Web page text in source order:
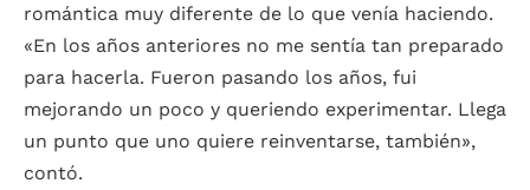
romántica muy diferente de lo que venía haciendo.
«En los años anteriores no me sentía tan preparado
para hacerla. Fueron pasando los años, fui
mejorando un poco y queriendo experimentar. Llega
un punto que uno quiere reinventarse, también»,
contó.